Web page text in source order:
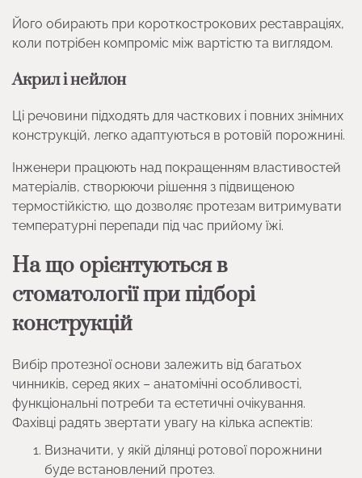
Його обирають при короткострокових реставраціях,
коли потрібен компроміс між вартістю та виглядом.
Акрил і нейлон
Ці речовини підходять для часткових і повних знімних
конструкцій, легко адаптуються в ротовій порожнині.
Інженери працюють над покращенням властивостей
матеріалів, створюючи рішення з підвищеною
термостійкістю, що дозволяє протезам витримувати
температурні перепади під час прийому їжі.
На що орієнтуються в
стоматології при підборі
конструкцій
Вибір протезної основи залежить від багатьох
чинників, серед яких – анатомічні особливості,
функціональні потреби та естетичні очікування.
Фахівці радять звертати увагу на кілька аспектів:
Визначити, у якій ділянці ротової порожнини
буде встановлений протез.